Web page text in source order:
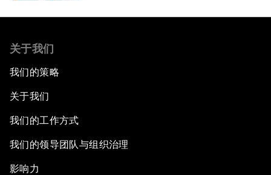
关于我们
我们的策略
关于我们
我们的工作方式
我们的领导团队与组织治理
影响力